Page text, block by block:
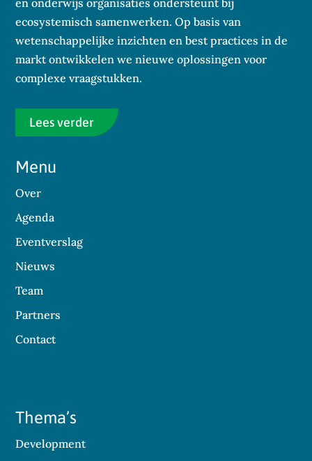
en onderwijs organisaties ondersteunt bij
ecosystemisch samenwerken. Op basis van
wetenschappelijke inzichten en best practices in de
markt ontwikkelen we nieuwe oplossingen voor
complexe vraagstukken.
Lees verder
Menu
Over
Agenda
Eventverslag
Nieuws
Team
Partners
Contact
Thema’s
Development